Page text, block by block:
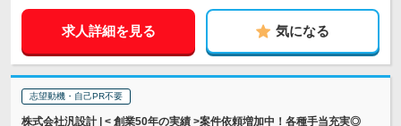
求人詳細を見る 気になる
志望動機・自己PR不要
株式会社汎設計 | < 創業50年の実績 >案件依頼増加中！各種手当充実◎